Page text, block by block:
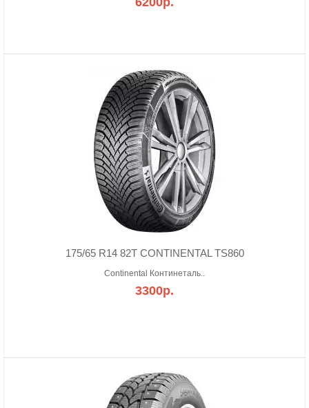
175/65 R14 82T CONTINENTAL TS860
Continental Континеталь..
3300р.